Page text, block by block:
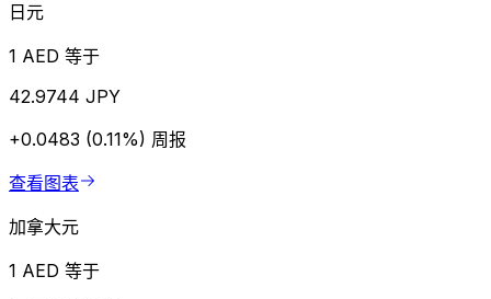
日元
1 AED 等于
42.9744 JPY
+0.0483 (0.11%) 周报
查看图表
加拿大元
1 AED 等于